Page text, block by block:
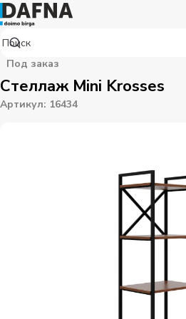
Под заказ
Стеллаж Mini Krosses
Артикул: 16434